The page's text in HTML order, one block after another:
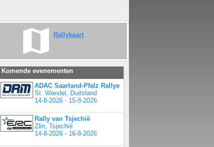
Rallykaart
Komende evenementen
ADAC Saarland-Pfalz Rallye
St. Wendel, Duitsland
14-8-2026 - 15-8-2026
Rally van Tsjechië
Zlin, Tsjechië
14-8-2026 - 16-8-2026